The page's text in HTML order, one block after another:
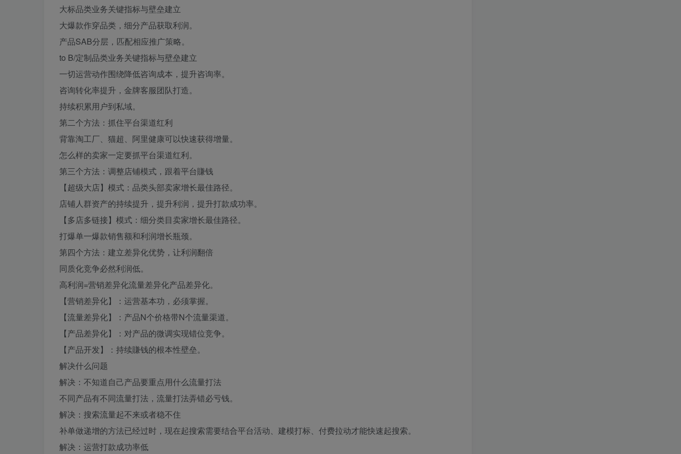
大标品类业务关键指标与壁垒建立
大爆款作穿品类，细分产品获取利润。
产品SAB分层，匹配相应推广策略。
to B/定制品类业务关键指标与壁垒建立
一切运营动作围绕降低咨询成本，提升咨询率。
咨询转化率提升，金牌客服团队打造。
持续积累用户到私域。
第二个方法：抓住平台渠道红利
背靠淘工厂、猫超、阿里健康可以快速获得增量。
怎么样的卖家一定要抓平台渠道红利。
第三个方法：调整店铺模式，跟着平台賺钱
【超级大店】模式：品类头部卖家增长最佳路径。
店铺人群资产的持续提升，提升利润，提升打款成功率。
【多店多链接】模式：细分类目卖家增长最佳路径。
打爆单一爆款销售额和利润增长瓶颈。
第四个方法：建立差异化优势，让利润翻倍
同质化竞争必然利润低。
高利润=营销差异化流量差异化产品差异化。
【营销差异化】：运营基本功，必须掌握。
【流量差异化】：产品N个价格带N个流量渠道。
【产品差异化】：对产品的微调实现错位竞争。
【产品开发】：持续賺钱的根本性壁垒。
解决什么问题
解决：不知道自己产品要重点用什么流量打法
不同产品有不同流量打法，流量打法弄错必亏钱。
解决：搜索流量起不来或者稳不住
补单做递增的方法已经过时，现在起搜索需要结合平台活动、建模打标、付费拉动才能快速起搜索。
解决：运营打款成功率低